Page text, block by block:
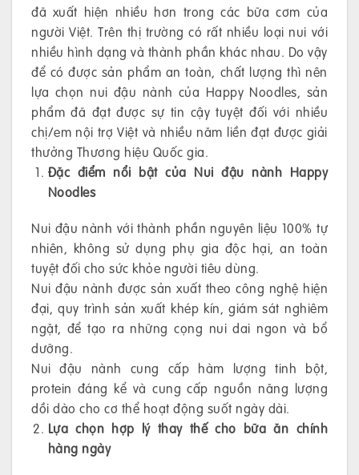
đã xuất hiện nhiều hơn trong các bữa cơm của
người Việt. Trên thị trường có rất nhiều loại nui với
nhiều hình dạng và thành phần khác nhau. Do vậy
để có được sản phẩm an toàn, chất lượng thì nên
lựa chọn nui đậu nành của Happy Noodles, sản
phẩm đã đạt được sự tin cậy tuyệt đối với nhiều
chị/em nội trợ Việt và nhiều năm liền đạt được giải
thưởng Thương hiệu Quốc gia.
Đặc điểm nổi bật của Nui đậu nành Happy
Noodles
Nui đậu nành với thành phần nguyên liệu 100% tự
nhiên, không sử dụng phụ gia độc hại, an toàn
tuyệt đối cho sức khỏe người tiêu dùng.
Nui đậu nành được sản xuất theo công nghệ hiện
đại, quy trình sản xuất khép kín, giám sát nghiêm
ngặt, để tạo ra những cọng nui dai ngon và bổ
dưỡng.
Nui đậu nành cung cấp hàm lượng tinh bột,
protein đáng kể và cung cấp nguồn năng lượng
dồi dào cho cơ thể hoạt động suốt ngày dài.
Lựa chọn hợp lý thay thế cho bữa ăn chính
hàng ngày